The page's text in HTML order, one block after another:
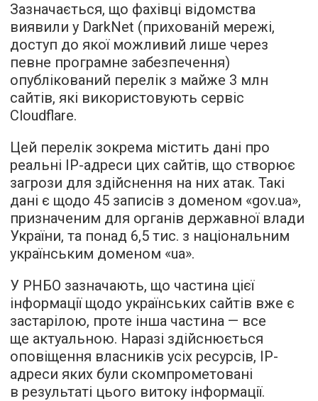
Зазначається, що фахівці відомства
виявили у DarkNet (прихованій мережі,
доступ до якої можливий лише через
певне програмне забезпечення)
опублікований перелік з майже 3 млн
сайтів, які використовують сервіс
Cloudflare.
Цей перелік зокрема містить дані про
реальні ІР-адреси цих сайтів, що створює
загрози для здійснення на них атак. Такі
дані є щодо 45 записів з доменом «gov.ua»,
призначеним для органів державної влади
України, та понад 6,5 тис. з національним
українським доменом «ua».
У РНБО зазначають, що частина цієї
інформації щодо українських сайтів вже є
застарілою, проте інша частина — все
ще актуальною. Наразі здійснюється
оповіщення власників усіх ресурсів, ІР-
адреси яких були скомпрометовані
в результаті цього витоку інформації.